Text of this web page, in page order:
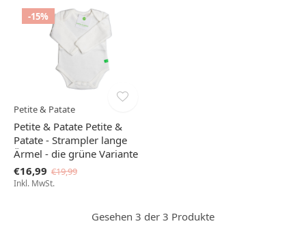
-15%
Petite & Patate
Petite & Patate Petite &
Patate - Strampler lange
Ärmel - die grüne Variante
€16,99 €19,99
Inkl. MwSt.
Gesehen 3 der 3 Produkte